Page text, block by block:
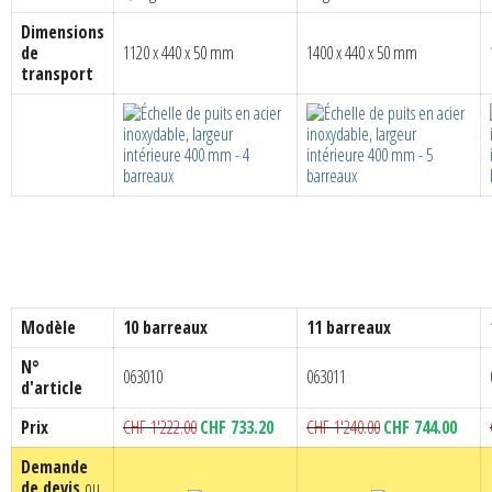
Dimensions
de
transport
1120 x 440 x 50 mm 1400 x 440 x 50 mm
Modèle 10 barreaux 11 barreaux
N°
d'article
063010 063011
Prix CHF1'222.00Le
prix
CHF 733.20Le
prix
CHF1'240.00Le
prix
CHF 744.00Le
prix
Demande